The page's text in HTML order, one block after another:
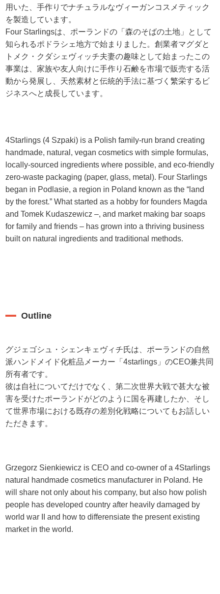
用いた、手作りでナチュラルなヴィーガンコスメティック
を製造しています。
Four Starlingsは、ポーランドの「森のそばの土地」として
知られるポドラシェ地方で始まりました。創業者マグダと
トメク・クダシェヴィッチ夫妻の趣味として始まったこの
事業は、家族や友人向けに手作り石鹸を市場で販売する活
動から発展し、天然素材と伝統的手法に基づく繁栄するビ
ジネスへと成長しています。
4Starlings (4 Szpaki) is a Polish family-run brand creating
handmade, natural, vegan cosmetics with simple formulas,
locally-sourced ingredients where possible, and eco-friendly
zero-waste packaging (paper, glass, metal). Four Starlings
began in Podlasie, a region in Poland known as the “land
by the forest.” What started as a hobby for founders Magda
and Tomek Kudaszewicz –, and market making bar soaps
for family and friends – has grown into a thriving business
built on natural ingredients and traditional methods.
Outline
グジェゴシュ・シェンキェヴィチ氏は、ポーランドの自然
派ハンドメイド化粧品メーカー「4starlings」のCEO兼共同
所有者です。
彼は自社についてだけでなく、第二次世界大戦で甚大な被
害を受けたポーランドがどのように国を再建したか、そし
て世界市場における既存の差別化戦略についてもお話しい
ただきます。
Grzegorz Sienkiewicz is CEO and co-owner of a 4Starlings
natural handmade cosmetics manufacturer in Poland. He
will share not only about his company, but also how polish
people has developed country after heavily damaged by
world war II and how to differensiate the present existing
market in the world.